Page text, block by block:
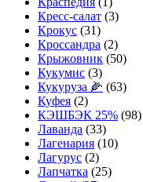
Кресс-салат (3)
Крокус (31)
Кроссандра (2)
Крыжовник (50)
Кукумис (3)
Кукуруза 🌽 (63)
Куфея (2)
КЭШБЭК 25% (98)
Лаванда (33)
Лагенария (10)
Лагурус (2)
Лапчатка (25)